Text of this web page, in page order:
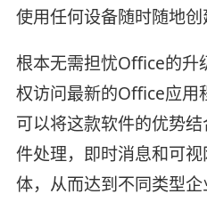
使用任何设备随时随地创
根本无需担忧Office的升
权访问最新的Office应用
可以将这款软件的优势
件处理，即时消息和可
体，从而达到不同类型